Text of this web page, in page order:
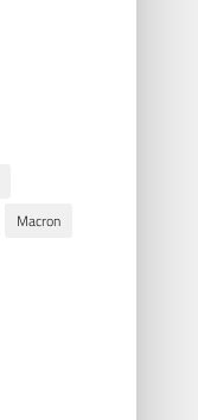
Macron